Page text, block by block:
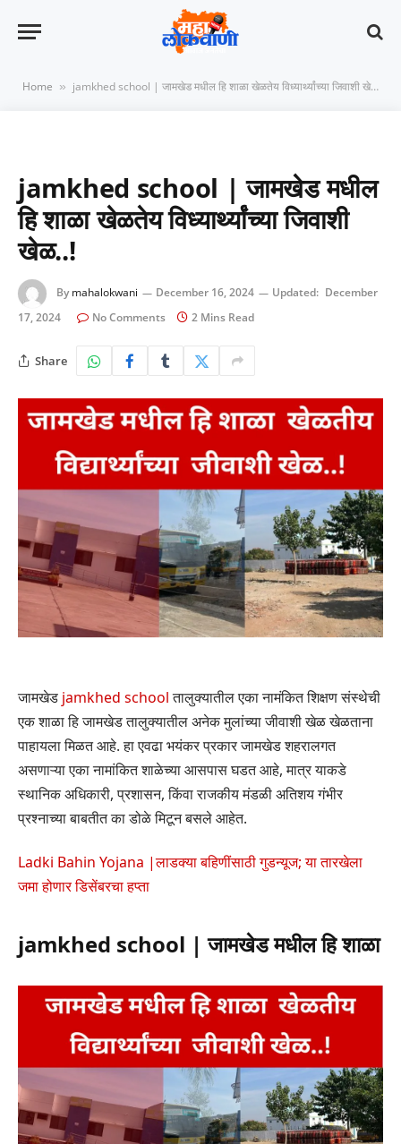
Home » jamkhed school | जामखेड मधील हि शाळा खेळतेय विध्यार्थ्यांच्या जिवाशी खेळ..!
jamkhed school | जामखेड मधील
हि शाळा खेळतेय विध्यार्थ्यांच्या जिवाशी
खेळ..!
By mahalokwani December 16, 2024 Updated: December
17, 2024
No Comments 2 Mins Read
Share
जामखेड jamkhed schoolतालुक्यातील एका नामंकित शिक्षण संस्थेची
एक शाळा हि जामखेड तालुक्यातील अनेक मुलांच्या जीवाशी खेळ खेळताना
पाहायला मिळत आहे. हा एवढा भयंकर प्रकार जामखेड शहरालगत
असणाऱ्या एका नामांकित शाळेच्या आसपास घडत आहे, मात्र याकडे
स्थानिक अधिकारी, प्रशासन, किंवा राजकीय मंडळी अतिशय गंभीर
प्रश्नाच्या बाबतीत का डोळे मिटून बसले आहेत.
Ladki Bahin Yojana |लाडक्या बहिणींसाठी गुडन्यूज; या तारखेला
जमा होणार डिसेंबरचा हप्ता
jamkhed school | जामखेड मधील हि शाळा